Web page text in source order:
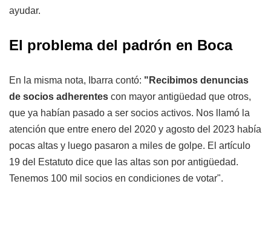
ayudar.
El problema del padrón en Boca
En la misma nota, Ibarra contó: "Recibimos denuncias
de socios adherentes con mayor antigüedad que otros,
que ya habían pasado a ser socios activos. Nos llamó la
atención que entre enero del 2020 y agosto del 2023 había
pocas altas y luego pasaron a miles de golpe. El artículo
19 del Estatuto dice que las altas son por antigüedad.
Tenemos 100 mil socios en condiciones de votar".